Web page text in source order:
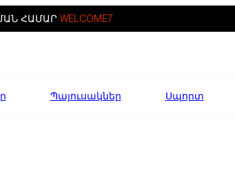
ՀԱՄԱՐ WELCOME7
Պայուսակներ Սպորտ